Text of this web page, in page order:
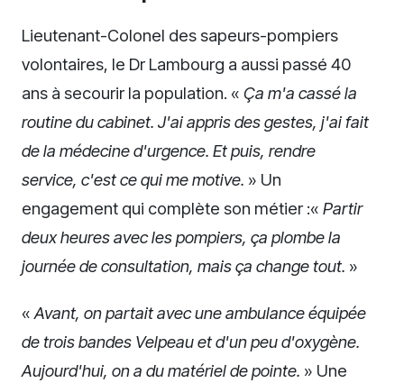
Lieutenant-Colonel des sapeurs-pompiers
volontaires, le Dr Lambourg a aussi passé 40
ans à secourir la population. « Ça m'a cassé la
routine du cabinet. J'ai appris des gestes, j'ai fait
de la médecine d'urgence. Et puis, rendre
service, c'est ce qui me motive. » Un
engagement qui complète son métier :« Partir
deux heures avec les pompiers, ça plombe la
journée de consultation, mais ça change tout. »
« Avant, on partait avec une ambulance équipée
de trois bandes Velpeau et d'un peu d'oxygène.
Aujourd'hui, on a du matériel de pointe. » Une